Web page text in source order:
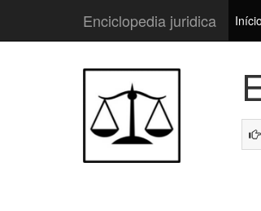
Enciclopedia juridica Início